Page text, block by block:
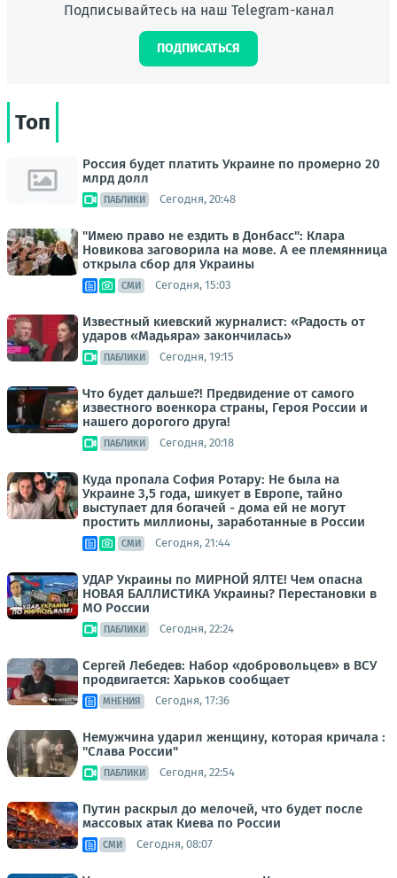
Подписывайтесь на наш Telegram-канал
ПОДПИСАТЬСЯ
Топ
Россия будет платить Украине по промерно 20
млрд долл
ПАБЛИКИ Сегодня, 20:48
"Имею право не ездить в Донбасс": Клара
Новикова заговорила на мове. А ее племянница
открыла сбор для Украины
СМИ Сегодня, 15:03
Известный киевский журналист: «Радость от
ударов «Мадьяра» закончилась»
ПАБЛИКИ Сегодня, 19:15
Что будет дальше?! Предвидение от самого
известного военкора страны, Героя России и
нашего дорогого друга!
ПАБЛИКИ Сегодня, 20:18
Куда пропала София Ротару: Не была на
Украине 3,5 года, шикует в Европе, тайно
выступает для богачей - дома ей не могут
простить миллионы, заработанные в России
СМИ Сегодня, 21:44
УДАР Украины по МИРНОЙ ЯЛТЕ! Чем опасна
НОВАЯ БАЛЛИСТИКА Украины? Перестановки в
МО России
ПАБЛИКИ Сегодня, 22:24
Сергей Лебедев: Набор «добровольцев» в ВСУ
продвигается: Харьков сообщает
МНЕНИЯ Сегодня, 17:36
Немужчина ударил женщину, которая кричала :
"Слава России"
ПАБЛИКИ Сегодня, 22:54
Путин раскрыл до мелочей, что будет после
массовых атак Киева по России
СМИ Сегодня, 08:07